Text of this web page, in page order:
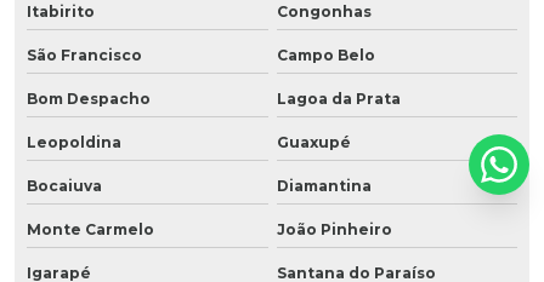
Itabirito Congonhas
São Francisco Campo Belo
Bom Despacho Lagoa da Prata
Leopoldina Guaxupé
Bocaiuva Diamantina
Monte Carmelo João Pinheiro
Igarapé Santana do Paraíso